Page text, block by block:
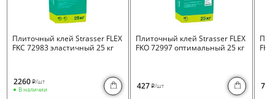
Плиточный клей Strasser FLEX
FKC 72983 эластичный 25 кг
2260 i/шт
В наличии
Плиточный клей Strasser FLEX
FKO 72997 оптимальный 25 кг
427 i/шт 730